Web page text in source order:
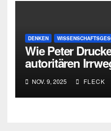
DENKEN
Wie Peter
autoritären
den dritten Weg
Totalitarismus
entwickelte
NOV. 9, 2025 FLECK